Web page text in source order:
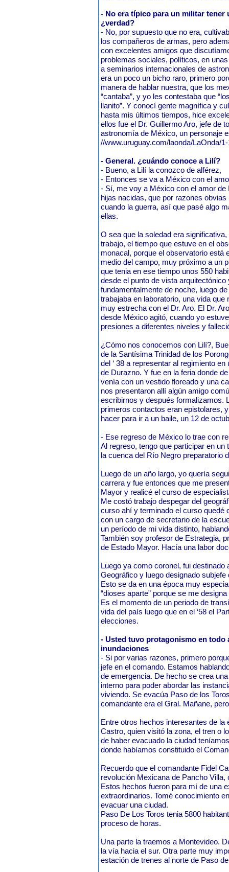
- No era típico para un militar tener
¿verdad?
- No, por supuesto que no era,
los compañeros de armas, pero
con excelentes amigos que
problemas sociales, políticos, en
a seminarios internacionales de
era un poco un bicho raro, primero
manera de hablar nuestra, que los
“cantaba”, y yo les contestaba que
llanito”. Y conocí gente magnífica y
hasta mis últimos tiempos, hice
ellos fue el Dr. Guillermo Aro, jefe de
astronomía de México, un personaje
//www.uruguay.com/laonda/LaOnda/
- General. ¿cuándo conoce a Lilí?
- Bueno, a Lilí la conozco de alférez,
- Entonces se va a México con el
- Sí, me voy a México con el amor
hijas nacidas, que por razones
cuando la guerra, así que pasé algo
ellas.
O sea que la soledad era
trabajo, el tiempo que estuve en el
monacal, porque el observatorio está
medio del campo, muy próximo a un
que tenia en ese tiempo unos 550
desde el punto de vista
fundamentalmente de noche, luego
trabajaba en laboratorio, una vida
muy estrecha con el Dr. Aro. El Dr.
desde México agitó, cuando yo
presiones a diferentes niveles y
¿Cómo nos conocemos con Lilí?,
de la Santísima Trinidad de los
del ‘ 38 a representar al regimiento
de Durazno. Y fue en la feria donde
venía con un vestido floreado y una
nos presentaron allí algún amigo
escribirnos y después formalizamos.
primeros contactos eran epistolares,
hacer para ir a un baile, un 12 de
- Ese regreso de México lo trae con
Al regreso, tengo que participar en un
la cuenca del Río Negro preparatorio
Luego de un año largo, yo quería
carrera y fue entonces que me
Mayor y realicé el curso de
Me costó trabajo despegar del
curso ahí y terminado el curso quedé
con un cargo de secretario de la
un período de mi vida distinto,
También soy profesor de Estrategia,
de Estado Mayor. Hacía una labor
Luego ya como coronel, fui destinado
Geográfico y luego designado
Esto se da en una época muy
“dioses aparte” porque se me
Es el momento de un periodo de
vida del país luego que en el ‘58 el
elecciones.
- Usted tuvo protagonismo en todo
inundaciones
- Si por varias razones, primero
jefe en el comando. Estamos
de emergencia. De hecho se crea
interno para poder abordar las
viviendo. Se evacúa Paso de los
comandante era el Gral. Mañane,
Entre otros hechos interesantes de la
Castro, quien visitó la zona, el tren o
de haber evacuado la ciudad
donde habíamos constituido el
Recuerdo que el comandante Fidel
revolución Mexicana de Pancho
Estos hechos fueron para mí de una
extraordinarios. Tomé conocimiento
evacuar una ciudad.
Paso De Los Toros tenia 5800
proceso de horas.
Una parte la traemos a Montevideo.
la vía hacia el sur. Otra parte muy
estación de trenes al norte de Paso